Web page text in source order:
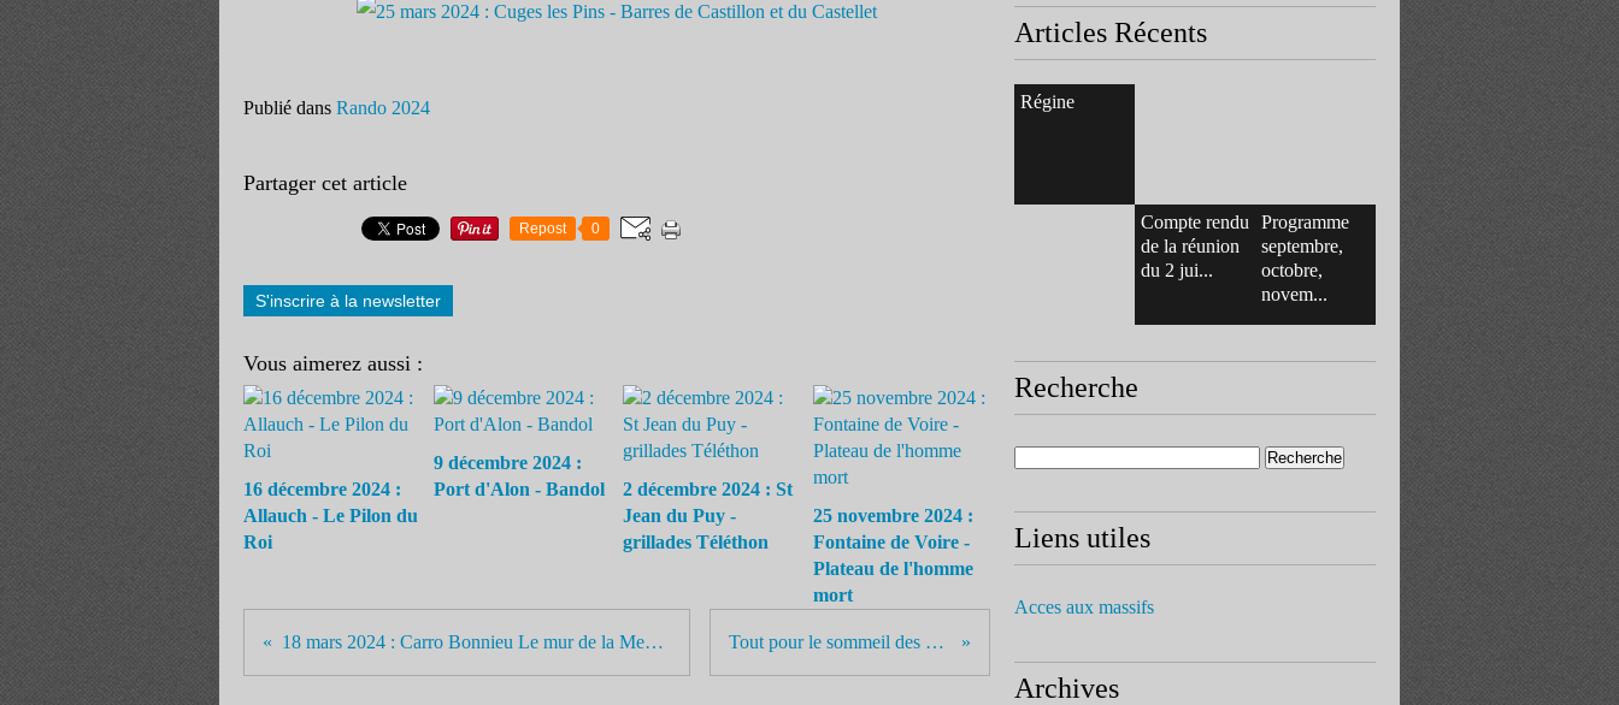
Publié dans Rando 2024
Partager cet article
Repost 0
S'inscrire à la newsletter
Vous aimerez aussi :
16 décembre 2024 :
Allauch - Le Pilon du
Roi
9 décembre 2024 :
Port d'Alon - Bandol
2 décembre 2024 : St
Jean du Puy -
grillades Téléthon
25 novembre 2024 :
Fontaine de Voire -
Plateau de l'homme
mort
18 mars 2024 : Carro Bonnieu Le mur de la Mediterranée Tout pour le sommeil des enfants
Articles Récents
Régine
Compte rendu
de la réunion
du 2 jui...
Programme
septembre,
octobre,
novem...
Recherche
Liens utiles
Acces aux massifs
Archives